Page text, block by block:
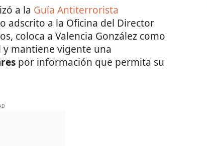
a la Guía Antiterrorista
adscrito a la Oficina del Director
coloca a Valencia González como
y mantiene vigente una
por información que permita su